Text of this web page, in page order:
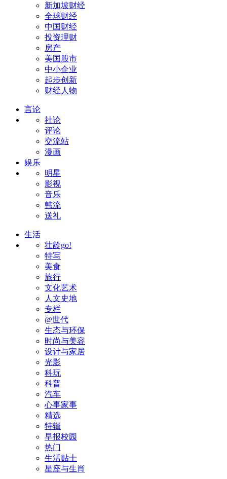
新加坡财经
全球财经
中国财经
投资理财
房产
美国股市
中小企业
起步创新
财经人物
言论
社论
评论
交流站
漫画
娱乐
明星
影视
音乐
韩流
送礼
生活
壮龄go!
特写
美食
旅行
文化艺术
人文史地
专栏
@世代
生态与环保
时尚与美容
设计与家居
光影
科玩
科普
汽车
心事家事
精选
特辑
早报校园
热门
生活贴士
星座与生肖